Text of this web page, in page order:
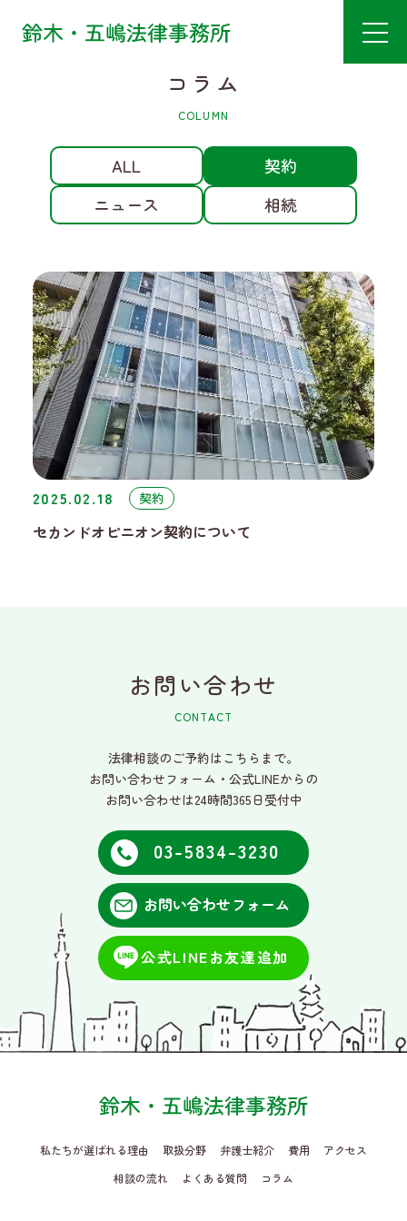
コラム
COLUMN
ALL
契約
ニュース
相続
2025.02.18 契約
セカンドオピニオン契約について
お問い合わせ
CONTACT
法律相談のご予約はこちらまで。
お問い合わせフォーム・公式LINEからの
お問い合わせは24時間365日受付中
03-5834-3230
お問い合わせフォーム
公式LINEお友達追加
私たちが選ばれる理由 取扱分野 弁護士紹介 費用
アクセス
相談の流れ
よくある質問 コラム